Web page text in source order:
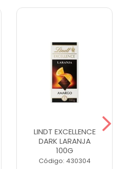
LINDT EXCELLENCE
DARK LARANJA
100G
Código: 430304